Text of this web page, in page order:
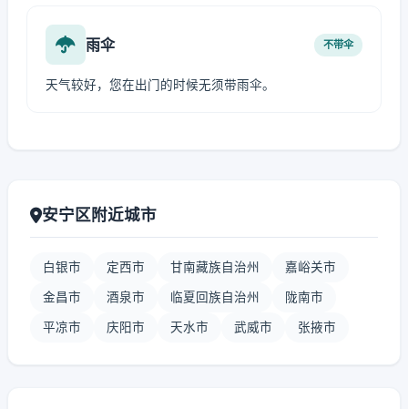
雨伞 不带伞
天气较好，您在出门的时候无须带雨伞。
安宁区附近城市
白银市 定西市 甘南藏族自治州 嘉峪关市
金昌市 酒泉市 临夏回族自治州 陇南市
平凉市 庆阳市 天水市 武威市 张掖市